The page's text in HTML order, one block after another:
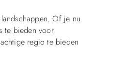
Of je nu
te bieden voor
regio te bieden